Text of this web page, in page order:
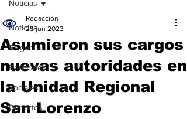
Noticias
Baigorria
Bermúdez
Sociales
Deportes
Noticias
Asumieron sus cargos
nuevas autoridades en
la Unidad Regional
San Lorenzo
Redacción
25 jun 2023